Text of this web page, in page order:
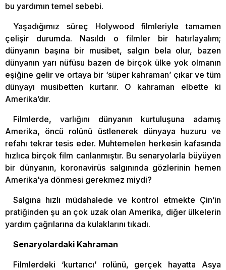
bu yardımın temel sebebi.
Yaşadığımız süreç Holywood filmleriyle tamamen
çelişir durumda. Nasıldı o filmler bir hatırlayalım;
dünyanın başına bir musibet, salgın bela olur, bazen
dünyanın yarı nüfüsu bazen de birçok ülke yok olmanın
eşiğine gelir ve ortaya bir ‘süper kahraman’ çıkar ve tüm
dünyayı musibetten kurtarır. O kahraman elbette ki
Amerika’dır.
Filmlerde, varlığını dünyanın kurtuluşuna adamış
Amerika, öncü rolünü üstlenerek dünyaya huzuru ve
refahı tekrar tesis eder. Muhtemelen herkesin kafasında
hızlıca birçok film canlanmıştır. Bu senaryolarla büyüyen
bir dünyanın, koronavirüs salgınında gözlerinin hemen
Amerika’ya dönmesi gerekmez miydi?
Salgına hızlı müdahalede ve kontrol etmekte Çin’in
pratiğinden şu an çok uzak olan Amerika, diğer ülkelerin
yardım çağrılarına da kulaklarını tıkadı.
Senaryolardaki Kahraman
Filmlerdeki ‘kurtarıcı’ rolünü, gerçek hayatta Asya